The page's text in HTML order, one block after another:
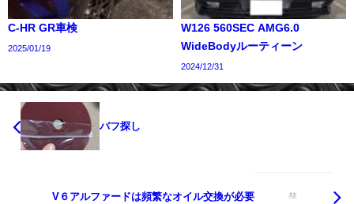
C-HR GR車検
2025/01/19
W126 560SEC AMG6.0
WideBodyルーティーン
2024/12/31
バフ探し
V６アルファードは頻繁なオイル交換が必要